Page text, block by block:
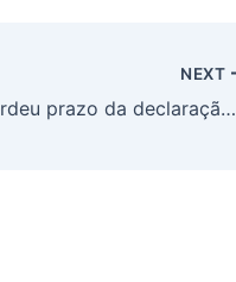
NEXT
MEI: perdeu prazo da declaração anual? Veja como regularizar situação